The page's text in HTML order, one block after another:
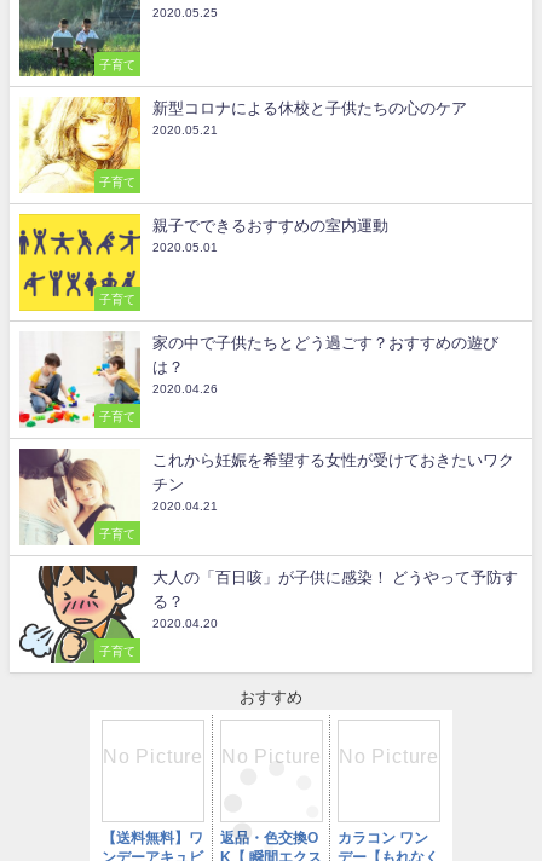
子育て
2020.05.25
子育て
新型コロナによる休校と子供たちの心のケア
2020.05.21
子育て
親子でできるおすすめの室内運動
2020.05.01
子育て
家の中で子供たちとどう過ごす？おすすめの遊び
は？
2020.04.26
子育て
これから妊娠を希望する女性が受けておきたいワク
チン
2020.04.21
子育て
大人の「百日咳」が子供に感染！ どうやって予防す
る？
2020.04.20
おすすめ